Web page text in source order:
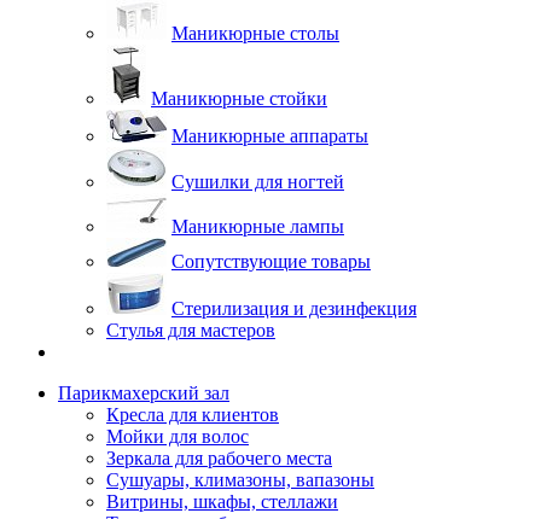
Маникюрные столы
Маникюрные стойки
Маникюрные аппараты
Сушилки для ногтей
Маникюрные лампы
Сопутствующие товары
Стерилизация и дезинфекция
Стулья для мастеров
Парикмахерский зал
Кресла для клиентов
Мойки для волос
Зеркала для рабочего места
Сушуары, климазоны, вапазоны
Витрины, шкафы, стеллажи